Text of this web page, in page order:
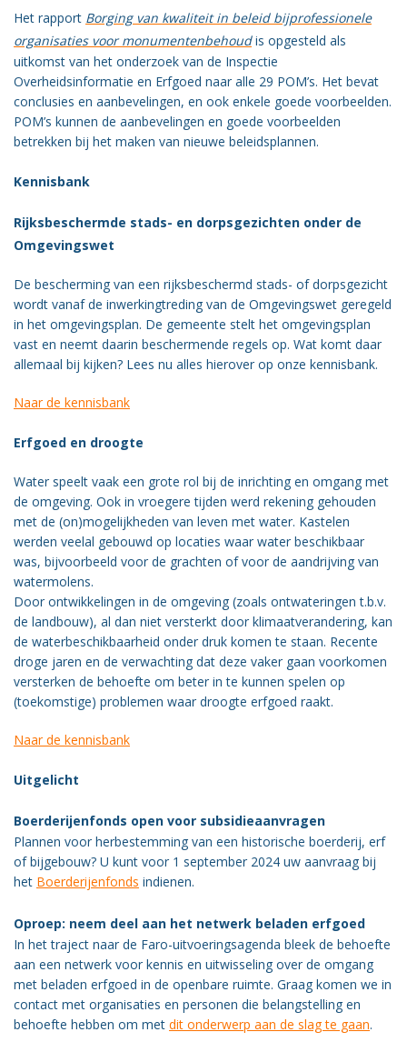
Het rapport Borging van kwaliteit in beleid bijprofessionele
organisaties voor monumentenbehoudis opgesteld als
uitkomst van het onderzoek van de Inspectie
Overheidsinformatie en Erfgoed naar alle 29 POM’s. Het bevat
conclusies en aanbevelingen, en ook enkele goede voorbeelden.
POM’s kunnen de aanbevelingen en goede voorbeelden
betrekken bij het maken van nieuwe beleidsplannen.
Kennisbank
Rijksbeschermde stads- en dorpsgezichten onder de
Omgevingswet
De bescherming van een rijksbeschermd stads- of dorpsgezicht
wordt vanaf de inwerkingtreding van de Omgevingswet geregeld
in het omgevingsplan. De gemeente stelt het omgevingsplan
vast en neemt daarin beschermende regels op. Wat komt daar
allemaal bij kijken? Lees nu alles hierover op onze kennisbank.
Naar de kennisbank
Erfgoed en droogte
Water speelt vaak een grote rol bij de inrichting en omgang met
de omgeving. Ook in vroegere tijden werd rekening gehouden
met de (on)mogelijkheden van leven met water. Kastelen
werden veelal gebouwd op locaties waar water beschikbaar
was, bijvoorbeeld voor de grachten of voor de aandrijving van
watermolens.
Door ontwikkelingen in de omgeving (zoals ontwateringen t.b.v.
de landbouw), al dan niet versterkt door klimaatverandering, kan
de waterbeschikbaarheid onder druk komen te staan. Recente
droge jaren en de verwachting dat deze vaker gaan voorkomen
versterken de behoefte om beter in te kunnen spelen op
(toekomstige) problemen waar droogte erfgoed raakt.
Naar de kennisbank
Uitgelicht
Boerderijenfonds open voor subsidieaanvragen
Plannen voor herbestemming van een historische boerderij, erf
of bijgebouw? U kunt voor 1 september 2024 uw aanvraag bij
het Boerderijenfonds indienen.
Oproep: neem deel aan het netwerk beladen erfgoed
In het traject naar de Faro-uitvoeringsagenda bleek de behoefte
aan een netwerk voor kennis en uitwisseling over de omgang
met beladen erfgoed in de openbare ruimte. Graag komen we in
contact met organisaties en personen die belangstelling en
behoefte hebben om met dit onderwerp aan de slag te gaan.